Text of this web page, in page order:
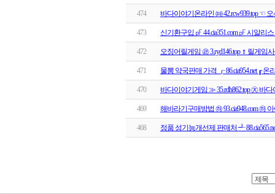
474 바다이야기온라인 ㈚ 42.rcw939.top ☜
473 신기환구입 ㎊ 44.cia351.com ㎊ 시알리
472 오징어릴게임 ㉣ 3.ryd146.top ♀ 릴게임
471 물뽕 약국판매 가격 ┎ 86.cia954.net ┎ 온
470 바다이야기게임 ≫ 35.rdh862.top ㉨ 바
469 해바라기구매방법 ㉻ 93.cia948.com ㉻
468 정품 성기능개선제 판매처 ┹